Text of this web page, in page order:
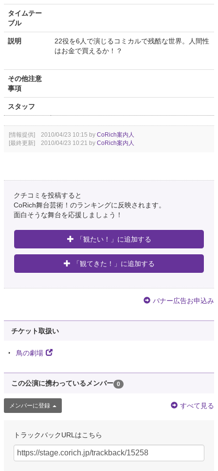
タイムテー
ブル
説明
22役を6人で演じるコミカルで残酷な世界。人間性
はお金で買えるか！？
その他注意
事項
スタッフ
[情報提供] 2010/04/23 10:15 by CoRich案内人
[最終更新] 2010/04/23 10:21 by CoRich案内人
クチコミを投稿すると
CoRich舞台芸術！のランキングに反映されます。
面白そうな舞台を応援しましょう！
「観たい！」に追加する
「観てきた！」に追加する
バナー広告お申込み
チケット取扱い
鳥の劇場
この公演に携わっているメンバー 0
メンバーに登録 すべて見る
トラックバックURLはこちら